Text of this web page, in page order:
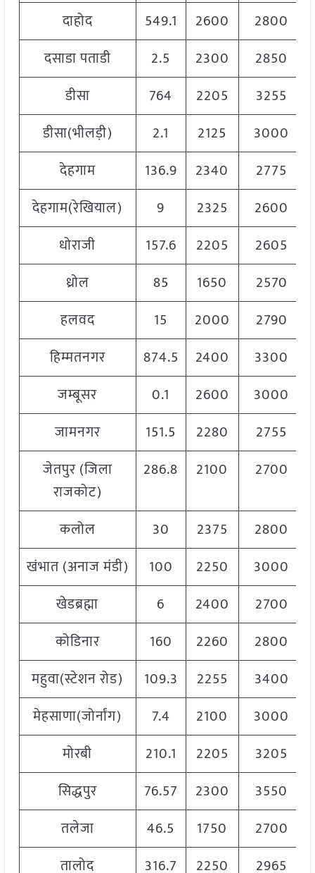
दाहोद
549.1 2600
2800
दसाडा पताडी
2.5 2300
2850
डीसा
764 2205
3255
डीसा(भीलड़ी)
2.1 2125
3000
देहगाम
136.9 2340
2775
देहगाम(रेखियाल)
9 2325
2600
धोराजी
157.6 2205
2605
ध्रोल
85 1650
2570
हलवद
15 2000
2790
हिम्मतनगर
874.5 2400
3300
जम्बूसर
0.1 2600
3000
जामनगर
151.5 2280
2755
जेतपुर (जिला
राजकोट)
286.8 2100 2700
कलोल 30 2375
2800
खंभात (अनाज मंडी)
100 2250
3000
खेडब्रह्मा
6 2400
2700
कोडिनार
160 2260
2800
महुवा(स्टेशन रोड)
109.3 2255
3400
मेहसाणा(जोर्नांग)
7.4 2100
3000
मोरबी
210.1 2205
3205
सिद्धपुर
76.57 2300
3550
तलेजा
46.5 1750
2700
तालोद
316.7 2250 2965